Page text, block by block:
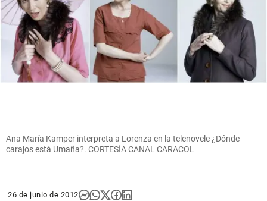
Ana María Kamper interpreta a Lorenza en la telenovele ¿Dónde
carajos está Umaña?. CORTESÍA CANAL CARACOL
26 de junio de 2012